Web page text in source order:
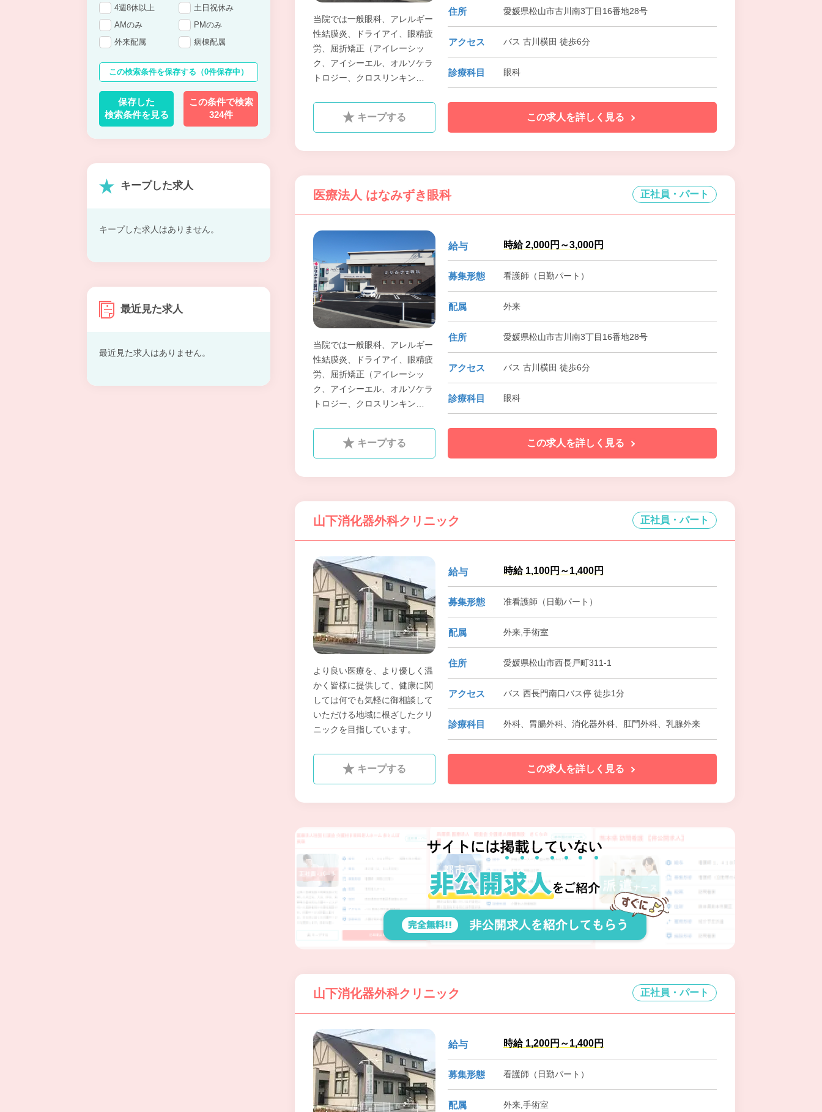
当院では一般眼科、アレルギー
性結膜炎、ドライアイ、眼精疲
労、屈折矯正（アイレーシッ
ク、アイシーエル、オルソケラ
トロジー、クロスリンキン
膜硝子体疾患、糖尿病性網膜
症、加齢性黄斑変性症、眼瞼内
コンタクトレンズ、メガネ処方
住所 愛媛県松山市古川南3丁目16番地28号
アクセス バス 古川横田 徒歩6分
診療科目 眼科
キープする この求人を詳しく見る
医療法人 はなみずき眼科 正社員・パート
当院では一般眼科、アレルギー
性結膜炎、ドライアイ、眼精疲
労、屈折矯正（アイレーシッ
ク、アイシーエル、オルソケラ
トロジー、クロスリンキン
膜硝子体疾患、糖尿病性網膜
症、加齢性黄斑変性症、眼瞼内
コンタクトレンズ、メガネ処方
給与 時給 2,000円～3,000円
募集形態 看護師（日勤パート）
配属 外来
住所 愛媛県松山市古川南3丁目16番地28号
アクセス バス 古川横田 徒歩6分
診療科目 眼科
キープする この求人を詳しく見る
山下消化器外科クリニック 正社員・パート
より良い医療を、より優しく温
かく皆様に提供して、健康に関
しては何でも気軽に御相談して
いただける地域に根ざしたクリ
ニックを目指しています。
給与 時給 1,100円～1,400円
募集形態 准看護師（日勤パート）
配属 外来,手術室
住所 愛媛県松山市西長戸町311-1
アクセス バス 西長門南口バス停 徒歩1分
診療科目 外科、胃腸外科、消化器外科、肛門外科、乳腺外来
キープする この求人を詳しく見る
山下消化器外科クリニック 正社員・パート
給与 時給 1,200円～1,400円
募集形態 看護師（日勤パート）
配属 外来,手術室
4週8休以上
土日祝休み
AMのみ
PMのみ
外来配属
病棟配属
この検索条件を保存する （0件保存中）
保存した
検索条件を見る
この条件で検索
324件
キープした求人
キープした求人はありません。
最近見た求人
最近見た求人はありません。